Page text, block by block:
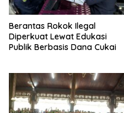
Berantas Rokok Ilegal
Diperkuat Lewat Edukasi
Publik Berbasis Dana Cukai